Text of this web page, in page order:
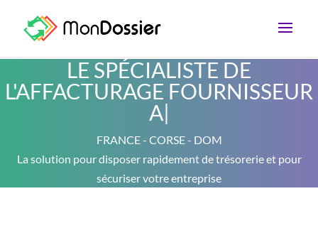
LE SPÉCIALISTE DE
L'AFFACTURAGE FOURNISSEUR
Affa
FRANCE - CORSE - DOM
La solution pour disposer rapidement de trésorerie et pour
sécuriser votre entreprise